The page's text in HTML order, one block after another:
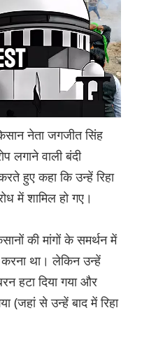
नेता जगजीत सिंह
लगाने वाली बंदी
हुए कहा कि उन्हें रिहा
में शामिल हो गए।
की मांगों के समर्थन में
था। लेकिन उन्हें
हटा दिया गया और
(जहां से उन्हें बाद में रिहा